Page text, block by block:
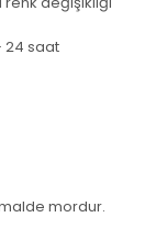
24 saat
mordur.